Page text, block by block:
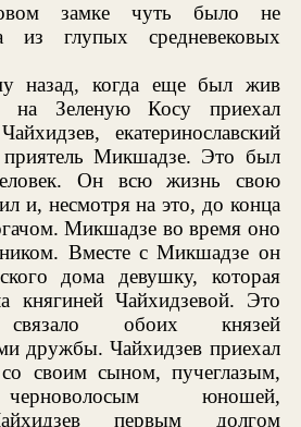
замке чуть было не
из глупых средневековых
назад, когда еще был жив
на Зеленую Косу приехал
екатеринославский
Микшадзе. Это был
Он всю жизнь свою
и, несмотря на это, до конца
Микшадзе во время оно
Вместе с Микшадзе он
дома девушку, которая
княгиней Чайхидзевой. Это
связало обоих князей
дружбы. Чайхидзев приехал
со своим сыном, пучеглазым,
юношей,
первым долгом